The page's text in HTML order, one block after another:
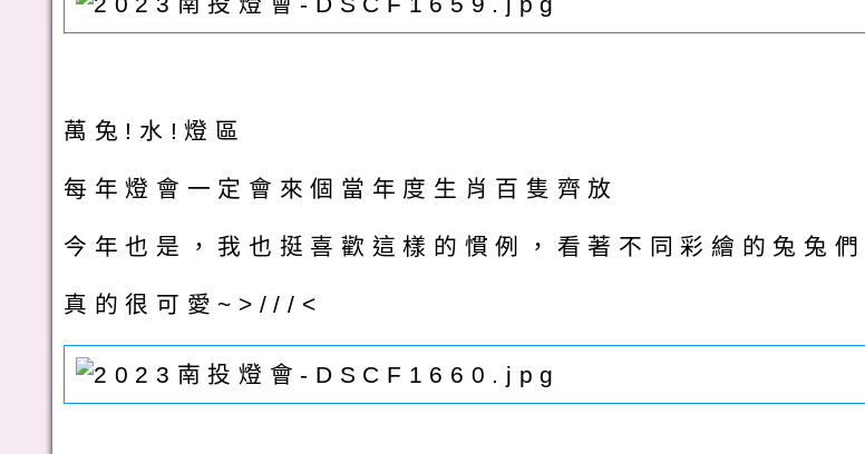
萬兔!水!燈區
每年燈會一定會來個當年度生肖百隻齊放
今年也是，我也挺喜歡這樣的慣例，看著不同彩繪的兔兔們
真的很可愛~>///<